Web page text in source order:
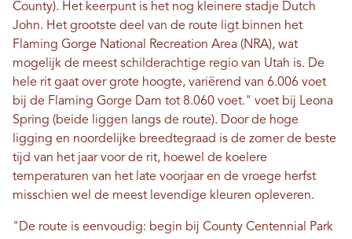
County). Het keerpunt is het nog kleinere stadje Dutch
John. Het grootste deel van de route ligt binnen het
Flaming Gorge National Recreation Area (NRA), wat
mogelijk de meest schilderachtige regio van Utah is. De
hele rit gaat over grote hoogte, variërend van 6.006 voet
bij de Flaming Gorge Dam tot 8.060 voet." voet bij Leona
Spring (beide liggen langs de route). Door de hoge
ligging en noordelijke breedtegraad is de zomer de beste
tijd van het jaar voor de rit, hoewel de koelere
temperaturen van het late voorjaar en de vroege herfst
misschien wel de meest levendige kleuren opleveren.
"De route is eenvoudig: begin bij County Centennial Park